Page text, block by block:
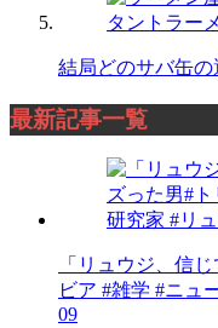
結局どのサバ缶
最新記事一覧
「リュウジ、信
ビア #雑学 #ニュ
09